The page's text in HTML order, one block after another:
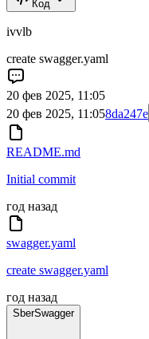
Код
ivvlb
create swagger.yaml
20 фев 2025, 11:05
20 фев 2025, 11:058da247e
README.md
Initial commit
год назад
swagger.yaml
create swagger.yaml
год назад
SberSwagger